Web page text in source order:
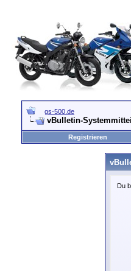
gs-500.de
vBulletin-
Registrieren
Du